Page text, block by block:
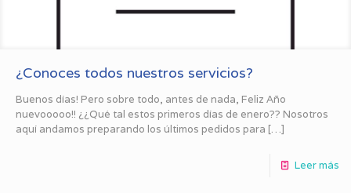
¿Conoces todos nuestros servicios?
Buenos días! Pero sobre todo, antes de nada, Feliz Año
nuevooooo!! ¿¿Qué tal estos primeros días de enero?? Nosotros
aquí andamos preparando los últimos pedidos para […]
Leer más